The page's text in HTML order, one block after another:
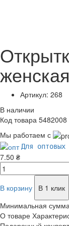
Артикул: 268
В наличии
Код товара 5482008
Мы работаем с
Для оптовых
7.50 ₴
В корзину
В 1 клик
Минимальная сумма
О товаре